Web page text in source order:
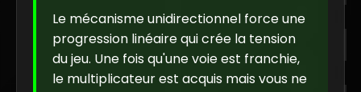
Le mécanisme unidirectionnel force une
progression linéaire qui crée la tension
du jeu. Une fois qu'une voie est franchie,
le multiplicateur est acquis mais vous ne